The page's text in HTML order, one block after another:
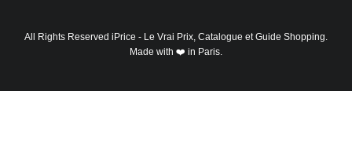
All Rights Reserved iPrice - Le Vrai Prix, Catalogue et Guide Shopping.
Made with ❤️ in Paris.